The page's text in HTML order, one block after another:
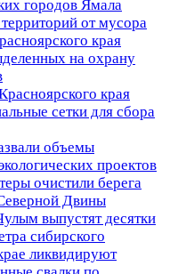
городов Ямала
от мусора
края
на охрану
края
сетки для сбора
объемы
проектов
очистили берега
Двины
выпустят десятки
сибирского
ликвидируют